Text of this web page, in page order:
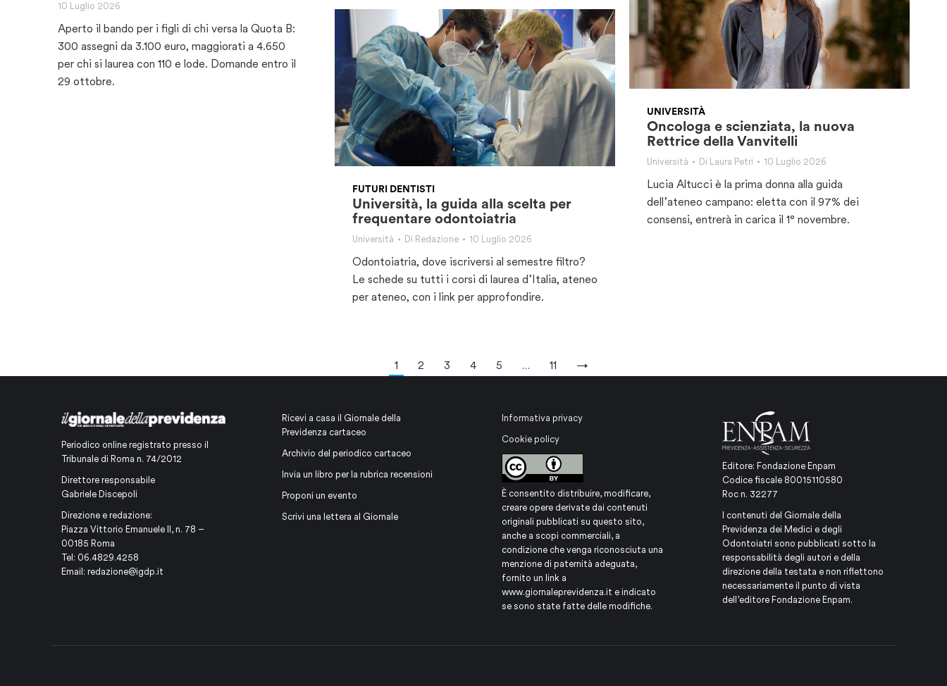
10 Luglio 2026
Aperto il bando per i figli di chi versa la Quota B:
300 assegni da 3.100 euro, maggiorati a 4.650
per chi si laurea con 110 e lode. Domande entro il
29 ottobre.
UNIVERSITÀ
Oncologa e scienziata, la nuova
Rettrice della Vanvitelli
Università Di Laura Petri 10 Luglio 2026
Lucia Altucci è la prima donna alla guida
dell’ateneo campano: eletta con il 97% dei
consensi, entrerà in carica il 1° novembre.
FUTURI DENTISTI
Università, la guida alla scelta per
frequentare odontoiatria
Università Di Redazione 10 Luglio 2026
Odontoiatria, dove iscriversi al semestre filtro?
Le schede su tutti i corsi di laurea d’Italia, ateneo
per ateneo, con i link per approfondire.
1 2 3 4 5 … 11 →
Periodico online registrato presso il
Tribunale di Roma n. 74/2012
Direttore responsabile
Gabriele Discepoli
Direzione e redazione:
Piazza Vittorio Emanuele II, n. 78 –
00185 Roma
Tel: 06.4829.4258
Email: redazione@igdp.it
Ricevi a casa il Giornale della
Previdenza cartaceo
Archivio del periodico cartaceo
Invia un libro per la rubrica recensioni
Proponi un evento
Scrivi una lettera al Giornale
Informativa privacy
Cookie policy
È consentito distribuire, modificare,
creare opere derivate dai contenuti
originali pubblicati su questo sito,
anche a scopi commerciali, a
condizione che venga riconosciuta una
menzione di paternità adeguata,
fornito un link a
www.giornaleprevidenza.it e indicato
se sono state fatte delle modifiche.
Editore: Fondazione Enpam
Codice fiscale 80015110580
Roc n. 32277
I contenuti del Giornale della
Previdenza dei Medici e degli
Odontoiatri sono pubblicati sotto la
responsabilità degli autori e della
direzione della testata e non riflettono
necessariamente il punto di vista
dell’editore Fondazione Enpam.